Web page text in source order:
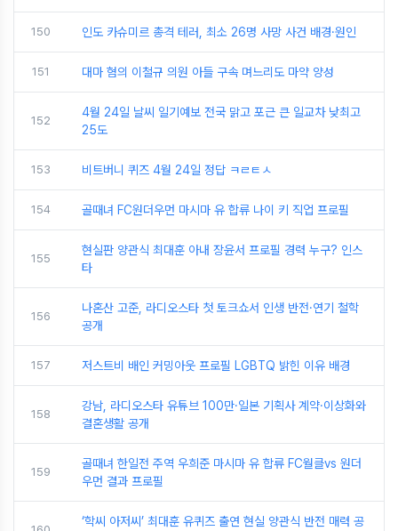
150 인도 카슈미르 총격 테러, 최소 26명 사망 사건 배경·원인
151 대마 혐의 이철규 의원 아들 구속 며느리도 마약 양성
152
4월 24일 날씨 일기예보 전국 맑고 포근 큰 일교차 낮최고
25도
153 비트버니 퀴즈 4월 24일 정답 ㅋㄹㅌㅅ
154 골때녀 FC원더우먼 마시마 유 합류 나이 키 직업 프로필
155
현실판 양관식 최대훈 아내 장윤서 프로필 경력 누구? 인스
타
156
나혼산 고준, 라디오스타 첫 토크쇼서 인생 반전·연기 철학
공개
157 저스트비 배인 커밍아웃 프로필 LGBTQ 밝힌 이유 배경
158
강남, 라디오스타 유튜브 100만·일본 기획사 계약·이상화와
결혼생활 공개
159
골때녀 한일전 주역 우희준 마시마 유 합류 FC월클vs 원더
우먼 결과 프로필
‘학씨 아저씨’ 최대훈 유퀴즈 출연 현실 양관식 반전 매력 공